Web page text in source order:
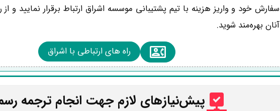
سفارش خود و واریز هزینه با تیم پشتیبانی موسسه اشراق ارتباط برقرار نمایید و
آنان بهره‌مند شوید.
راه های ارتباطی با اشراق
پیش‌نیازهای لازم جهت انجام ترجمه